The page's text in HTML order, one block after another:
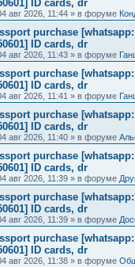
ID cards, dr
авг 2026, 11:44 » в форуме
purchase
ID cards, dr
авг 2026, 11:43 » в форуме
purchase
ID cards, dr
авг 2026, 11:41 » в форуме
purchase
ID cards, dr
авг 2026, 11:40 » в форуме
purchase
ID cards, dr
авг 2026, 11:39 » в форуме
purchase
ID cards, dr
авг 2026, 11:39 » в форуме
purchase
ID cards, dr
авг 2026, 11:38 » в форуме